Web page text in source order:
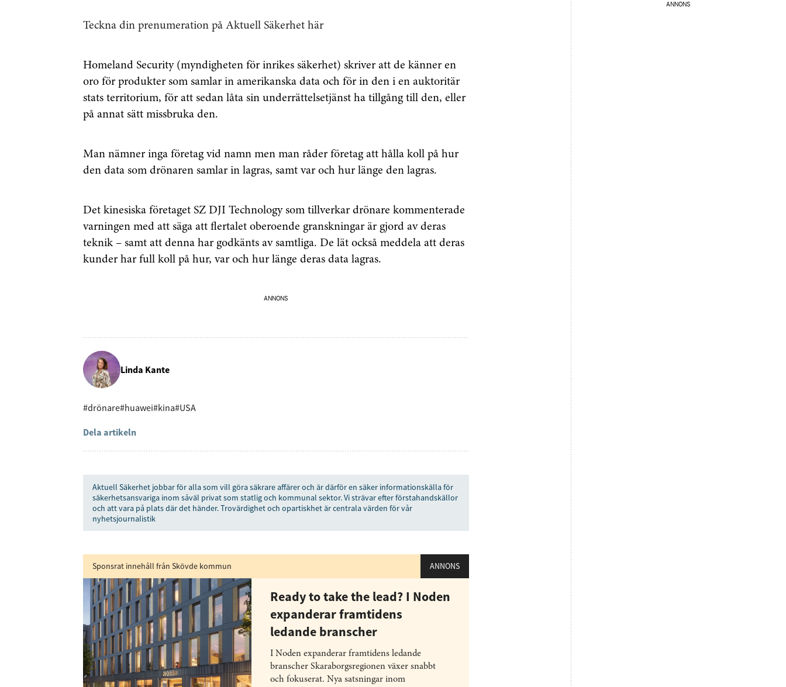
Teckna din prenumeration på Aktuell Säkerhet här
Homeland Security (myndigheten för inrikes säkerhet) skriver att de känner en
oro för produkter som samlar in amerikanska data och för in den i en auktoritär
stats territorium, för att sedan låta sin underrättelsetjänst ha tillgång till den, eller
på annat sätt missbruka den.
Man nämner inga företag vid namn men man råder företag att hålla koll på hur
den data som drönaren samlar in lagras, samt var och hur länge den lagras.
Det kinesiska företaget SZ DJI Technology som tillverkar drönare kommenterade
varningen med att säga att flertalet oberoende granskningar är gjord av deras
teknik – samt att denna har godkänts av samtliga. De lät också meddela att deras
kunder har full koll på hur, var och hur länge deras data lagras.
ANNONS
Linda Kante
#drönare#huawei#kina#USA
Dela artikeln
Aktuell Säkerhet jobbar för alla som vill göra säkrare affärer och är därför en säker informationskälla för
säkerhetsansvariga inom såväl privat som statlig och kommunal sektor. Vi strävar efter förstahandskällor
och att vara på plats där det händer. Trovärdighet och opartiskhet är centrala värden för vår
nyhetsjournalistik
Sponsrat innehåll från Skövde kommun ANNONS
Ready to take the lead? I Noden
expanderar framtidens
ledande branscher
I Noden expanderar framtidens ledande
branscher Skaraborgsregionen växer snabbt
och fokuserat. Nya satsningar inom
ANNONS
Få den senaste
säkerhetsinformationen
först
Genom att klicka på "Prenumerera" ger du samtycke till att vi
sparar och använder dina personuppgifter i enlighet med vår
integritetspolicy.